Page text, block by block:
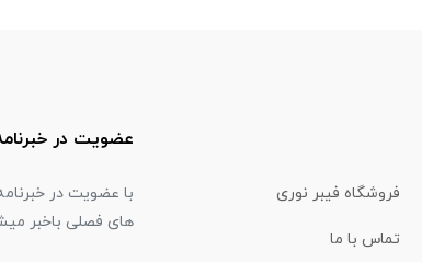
فروشگاه فیبر نوری
تماس با ما
عضویت در
با عضویت در
های فصلی باخبر